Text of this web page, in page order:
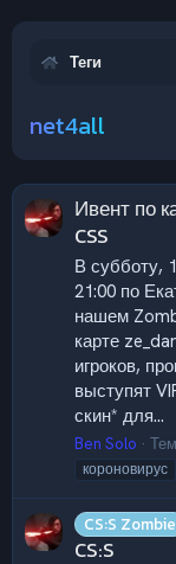
Теги
net4all
Ивент по
CSS
В субботу,
21:00 по
нашем
карте
игроков,
выступят
скин* для...
Ben Solo
короновирус
CS:S Zombie
CS:S